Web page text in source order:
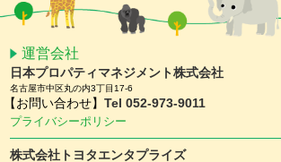
2026/01/15 UP
スマホアプリ会員限定 バレンタインキャンペーン
2025/11/25 UP
【予約受付中】クリスマスケーキ ＆ おせち
2025/11/10 UP
ガーデンテラス東山 クリスマスディナー
運営会社
日本プロパティマネジメント株式会社
名古屋市中区丸の内3丁目17-6
【お問い合わせ】Tel 052-973-9011
プライバシーポリシー
株式会社トヨタエンタプライズ